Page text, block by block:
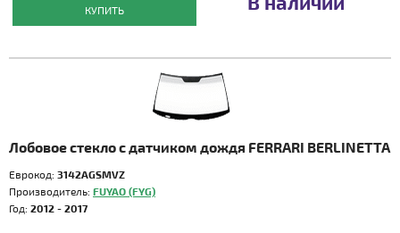
КУПИТЬ
Лобовое стекло с датчиком дождя FERRARI BERLINETTA
Еврокод: 3142AGSMVZ
Производитель: FUYAO (FYG)
Год: 2012 - 2017